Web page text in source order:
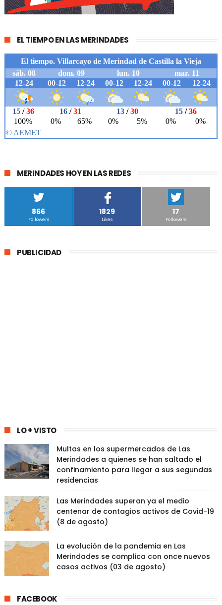
EL TIEMPO EN LAS MERINDADES
MERINDADES HOY EN LAS REDES
866
Followers
1829
Likes
17
Followers
PUBLICIDAD
LO + VISTO
Multas en los supermercados de Las
Merindades a quienes se han saltado el
confinamiento para llegar a sus segundas
residencias
Las Merindades superan ya el medio
centenar de contagios activos de Covid-19
(8 de agosto)
La evolución de la pandemia en Las
Merindades se complica con once nuevos
casos activos (03 de agosto)
FACEBOOK